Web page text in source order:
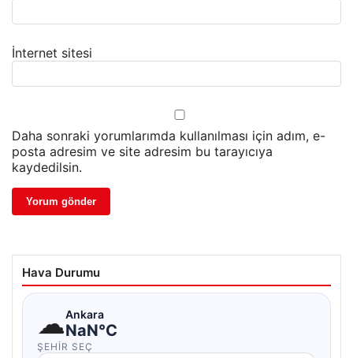
İnternet sitesi
Daha sonraki yorumlarımda kullanılması için adım, e-
posta adresim ve site adresim bu tarayıcıya
kaydedilsin.
Hava Durumu
☁Ankara
NaN°C
ŞEHIR SEÇ